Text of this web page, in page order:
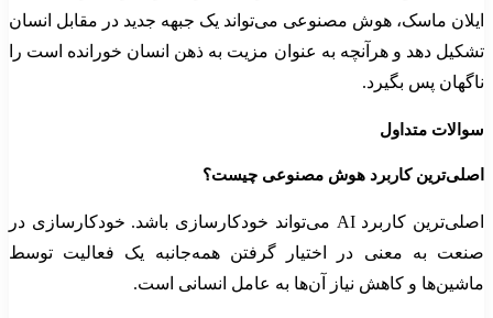
ایلان ماسک، هوش مصنوعی می‌تواند یک جبهه جدید در مقابل انسان
تشکیل دهد و هرآنچه به عنوان مزیت به ذهن انسان خورانده است را
ناگهان پس بگیرد.
سوالات متداول
اصلی‌ترین کاربرد هوش مصنوعی چیست؟
اصلی‌ترین کاربرد AI می‌تواند خودکارسازی باشد. خودکارسازی در
صنعت به معنی در اختیار گرفتن همه‌جانبه یک فعالیت توسط
ماشین‌‌ها و کاهش نیاز آن‌ها به عامل انسانی است.